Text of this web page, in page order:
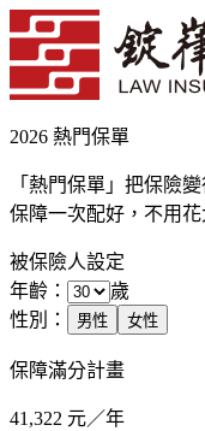
2026 熱門保單
「熱門保單」把保險
保障一次配好，不用
被保險人設定
年齡：
歲
性別：
男性 女性
保障滿分計畫
41,322 元／年